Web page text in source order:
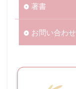
著書
お問い合わせ